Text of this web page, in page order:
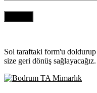
Sol taraftaki form'u
size geri dönüş sağlayacağız.